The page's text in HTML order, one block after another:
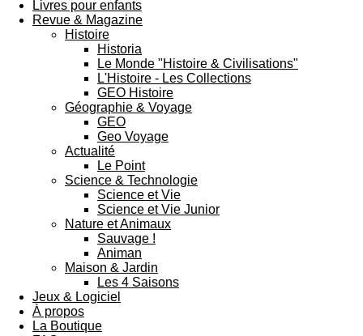
Livres pour enfants
Revue & Magazine
Histoire
Historia
Le Monde "Histoire & Civilisations"
L'Histoire - Les Collections
GEO Histoire
Géographie & Voyage
GEO
Geo Voyage
Actualité
Le Point
Science & Technologie
Science et Vie
Science et Vie Junior
Nature et Animaux
Sauvage !
Animan
Maison & Jardin
Les 4 Saisons
Jeux & Logiciel
À propos
La Boutique